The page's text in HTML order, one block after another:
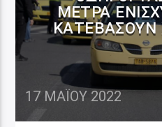
ΜΈΤΡΑ
ΚΑΤΕΒΆΣΟΥΝ
17 ΜΑΪ́ΟΥ 2022